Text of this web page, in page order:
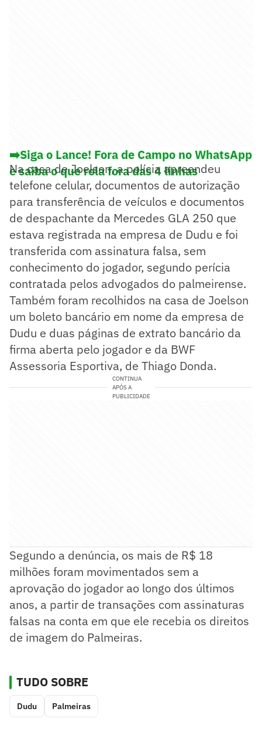
➡️Siga o Lance! Fora de Campo no WhatsApp
e saiba o que rola fora das 4 linhas
Na casa de Joelson, a polícia apreendeu
telefone celular, documentos de autorização
para transferência de veículos e documentos
de despachante da Mercedes GLA 250 que
estava registrada na empresa de Dudu e foi
transferida com assinatura falsa, sem
conhecimento do jogador, segundo perícia
contratada pelos advogados do palmeirense.
Também foram recolhidos na casa de Joelson
um boleto bancário em nome da empresa de
Dudu e duas páginas de extrato bancário da
firma aberta pelo jogador e da BWF
Assessoria Esportiva, de Thiago Donda.
CONTINUA
APÓS A
PUBLICIDADE
Segundo a denúncia, os mais de R$ 18
milhões foram movimentados sem a
aprovação do jogador ao longo dos últimos
anos, a partir de transações com assinaturas
falsas na conta em que ele recebia os direitos
de imagem do Palmeiras.
TUDO SOBRE
Dudu Palmeiras